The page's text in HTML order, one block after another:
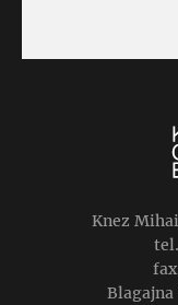
Knez
Blagajna